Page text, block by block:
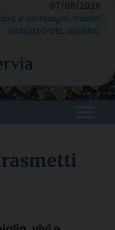
07/08/2026
e compagni, martiri
VANGELO DEL GIORNO